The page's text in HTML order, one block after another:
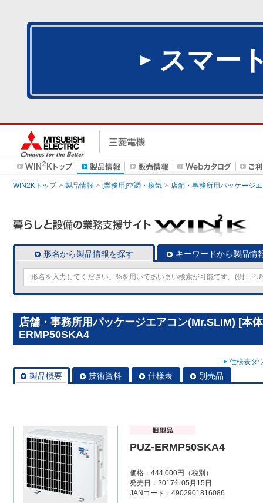
スマー
WIN2Kトップ 製品情報 [業務用]空調・換気 店舗・事務所用パッケージ
形名から製品情報を探す キーワードから製品情
店舗・事務所用パッケージエアコン(Mr.SLIM) [本
ERMP50SKA4
仕様表ダ
製品概要 技術資料 仕様表 別売品
PUZ-ERMP50SKA4
価格：444,000円（税別）
発売日：2017年05月15日
JANコード：4902901816086